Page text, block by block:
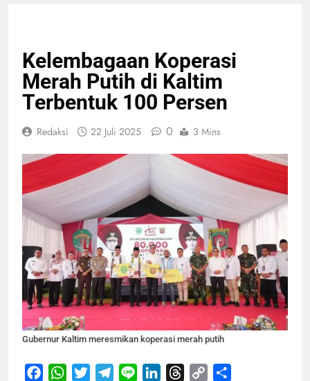
Kelembagaan Koperasi
Merah Putih di Kaltim
Terbentuk 100 Persen
Redaksi 22 Juli 2025 0 3 Mins
Gubernur Kaltim meresmikan koperasi merah putih
FacebookWhatsApp
TwitterTelegram
Line LinkedInThreads
Copy